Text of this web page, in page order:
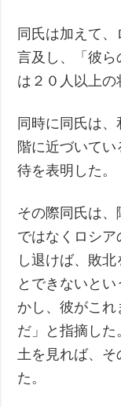
同氏は加えて
言及し、「彼ら
は２０人以上の
同時に同氏は
階に近づいて
待を表明した。
その際同氏は
ではなくロシア
し退けば、敗
とできないと
かし、彼がこ
だ」と指摘し
土を見れば、
た。